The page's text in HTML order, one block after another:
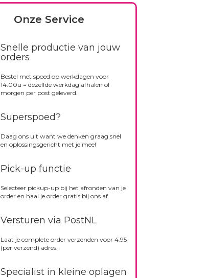
Onze Service
Snelle productie van jouw
orders
Bestel met spoed op werkdagen voor
14.00u = dezelfde werkdag afhalen of
morgen per post geleverd.
Superspoed?
Daag ons uit want we denken graag snel
en oplossingsgericht met je mee!
Pick-up functie
Selecteer pickup-up bij het afronden van je
order en haal je order gratis bij ons af.
Versturen via PostNL
Laat je complete order verzenden voor 4.95
(per verzend) adres.
Specialist in kleine oplagen